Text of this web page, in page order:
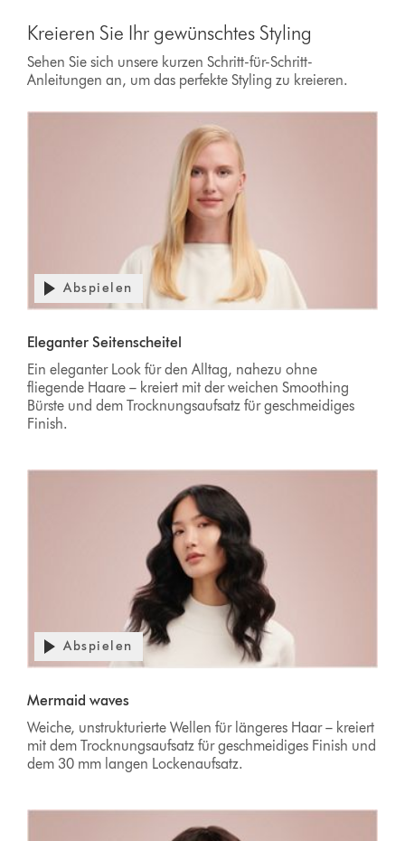
Kreieren Sie Ihr gewünschtes Styling
Sehen Sie sich unsere kurzen Schritt-für-Schritt-
Anleitungen an, um das perfekte Styling zu kreieren.
Abspielen
Eleganter Seitenscheitel
Ein eleganter Look für den Alltag, nahezu ohne
fliegende Haare – kreiert mit der weichen Smoothing
Bürste und dem Trocknungsaufsatz für geschmeidiges
Finish.
Abspielen
Mermaid waves
Weiche, unstrukturierte Wellen für längeres Haar – kreiert
mit dem Trocknungsaufsatz für geschmeidiges Finish und
dem 30 mm langen Lockenaufsatz.